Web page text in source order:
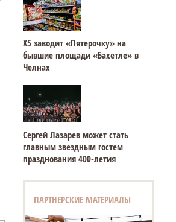
Х5 заводит «Пятерочку» на
бывшие площади «Бахетле» в
Челнах
Сергей Лазарев может стать
главным звездным гостем
празднования 400‑летия
ПАРТНЕРСКИЕ МАТЕРИАЛЫ